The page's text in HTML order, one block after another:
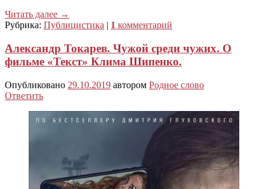
Читать далее →
Рубрика: Публицистика | 1 комментарий
Александр Токарев. Чужой среди чужих. О
фильме «Текст» Клима Шипенко.
Опубликовано 29.10.2019 автором Родное слово
Ответить